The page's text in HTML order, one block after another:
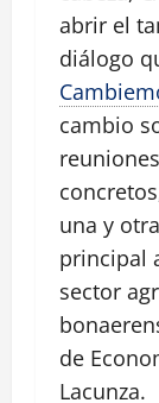
abrir el
diálogo
cambio
una y
principal
sector
de
Lacunza.